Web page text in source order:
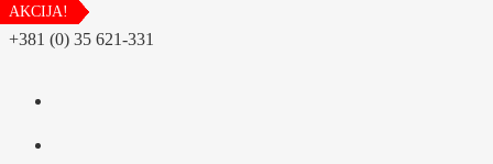
Skip
to
+381 (0) 35 621-331
AKCIJA!
AKCIJA!
AKCIJA!
AKCIJA!
AKCIJA!
AKCIJA!
AKCIJA!
AKCIJA!
AKCIJA!
AKCIJA!
AKCIJA!